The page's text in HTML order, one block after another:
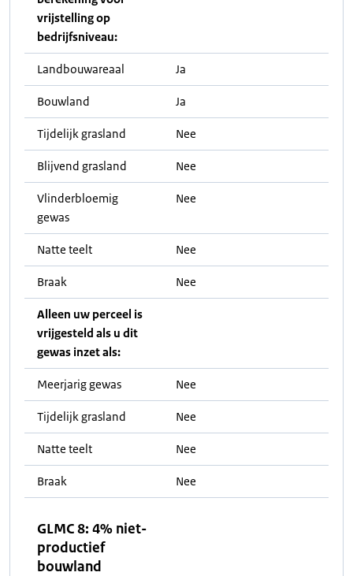
vrijstelling op
bedrijfsniveau:
Landbouwareaal Ja
Bouwland Ja
Tijdelijk grasland Nee
Blijvend grasland Nee
Vlinderbloemig
gewas
Nee
Natte teelt Nee
Braak Nee
Alleen uw perceel is
vrijgesteld als u dit
gewas inzet als:
Meerjarig gewas Nee
Tijdelijk grasland Nee
Natte teelt Nee
Braak Nee
GLMC 8: 4% niet-
productief
bouwland